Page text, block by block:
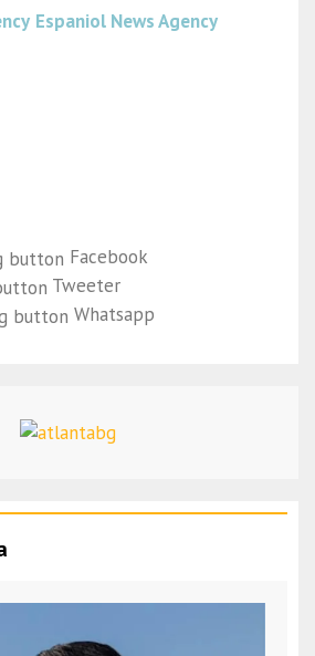
Espaniol News Agency
Facebook
Tweeter
Whatsapp